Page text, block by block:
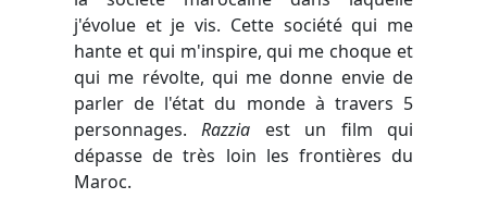
j'évolue et je vis. Cette société qui me
hante et qui m'inspire, qui me choque et
qui me révolte, qui me donne envie de
parler de l'état du monde à travers 5
personnages.Razzia est un film qui
dépasse de très loin les frontières du
Maroc.